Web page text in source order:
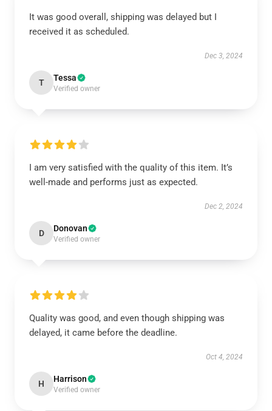
It was good overall, shipping was delayed but I
received it as scheduled.
Dec 3, 2024
T Tessa
Verified owner
I am very satisfied with the quality of this item. It’s
well-made and performs just as expected.
Dec 2, 2024
D Donovan
Verified owner
Quality was good, and even though shipping was
delayed, it came before the deadline.
Oct 4, 2024
H Harrison
Verified owner